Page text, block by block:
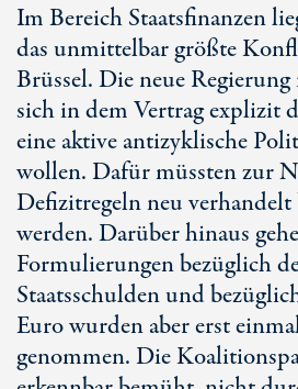
Im Bereich Staatsfinanzen
das unmittelbar größte
Brüssel. Die neue
sich in dem Vertrag explizit
eine aktive antizyklische
wollen. Dafür müssten zur
Defizitregeln neu
werden. Darüber hinaus
Formulierungen bezüglich
Staatsschulden und
Euro wurden aber erst
genommen. Die